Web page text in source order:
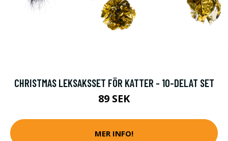
CHRISTMAS LEKSAKSSET FÖR KATTER - 10-DELAT SET
89 SEK
MER INFO!